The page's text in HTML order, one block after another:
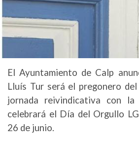
El Ayuntamiento de Calp
Lluís Tur será el pregonero
jornada reivindicativa con
celebrará el Día del Orgullo
26 de junio.